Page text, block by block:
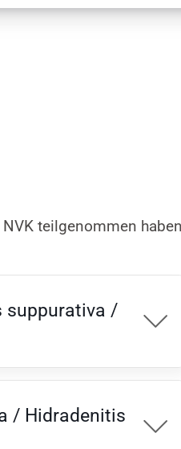
teilgenommen
suppurativa /
/ Hidradenitis